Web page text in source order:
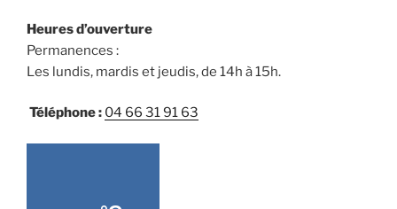
Heures d’ouverture
Permanences :
Les lundis, mardis et jeudis, de 14h à 15h.
Téléphone : 04 66 31 91 63